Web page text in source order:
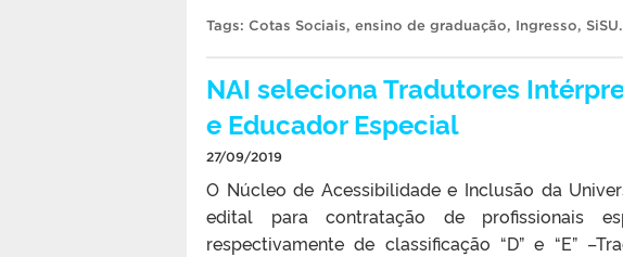
Tags: Cotas Sociais, ensino de graduação, Ingresso, SiSU.
NAI seleciona Tradutores
e Educador Especial
27/09/2019
O Núcleo de Acessibilidade e Inclusão da
edital para contratação de profissionais
respectivamente de classificação “D” e “E”